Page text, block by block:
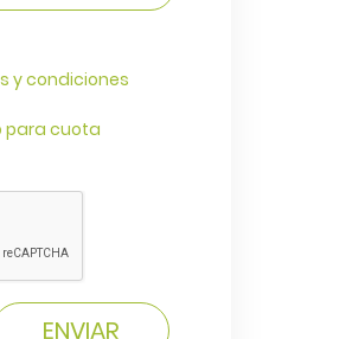
y condiciones
para cuota
ENVIAR